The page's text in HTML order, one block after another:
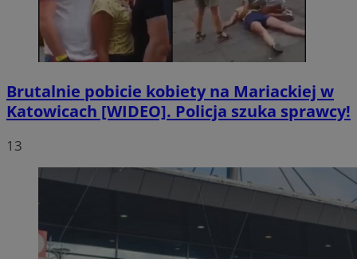
Brutalnie pobicie kobiety na Mariackiej w
Katowicach [WIDEO]. Policja szuka sprawcy!
13